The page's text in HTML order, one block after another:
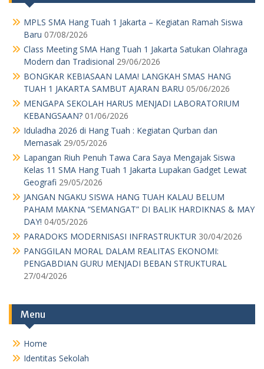
MPLS SMA Hang Tuah 1 Jakarta – Kegiatan Ramah Siswa
Baru 07/08/2026
Class Meeting SMA Hang Tuah 1 Jakarta Satukan Olahraga
Modern dan Tradisional 29/06/2026
BONGKAR KEBIASAAN LAMA! LANGKAH SMAS HANG
TUAH 1 JAKARTA SAMBUT AJARAN BARU 05/06/2026
MENGAPA SEKOLAH HARUS MENJADI LABORATORIUM
KEBANGSAAN? 01/06/2026
Iduladha 2026 di Hang Tuah : Kegiatan Qurban dan
Memasak 29/05/2026
Lapangan Riuh Penuh Tawa Cara Saya Mengajak Siswa
Kelas 11 SMA Hang Tuah 1 Jakarta Lupakan Gadget Lewat
Geografi 29/05/2026
JANGAN NGAKU SISWA HANG TUAH KALAU BELUM
PAHAM MAKNA “SEMANGAT” DI BALIK HARDIKNAS & MAY
DAY! 04/05/2026
PARADOKS MODERNISASI INFRASTRUKTUR 30/04/2026
PANGGILAN MORAL DALAM REALITAS EKONOMI:
PENGABDIAN GURU MENJADI BEBAN STRUKTURAL
27/04/2026
Menu
Home
Identitas Sekolah